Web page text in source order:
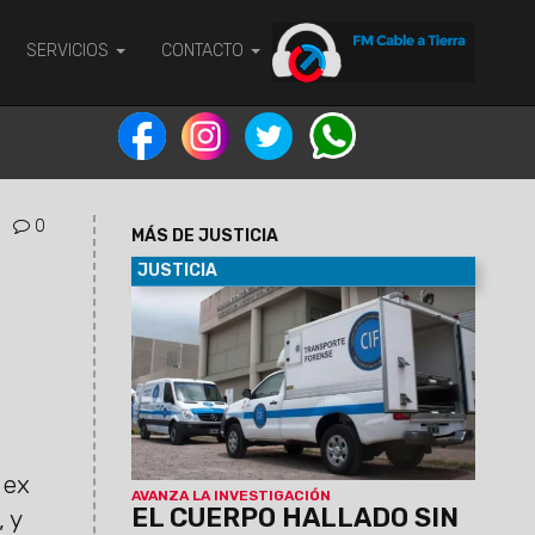
SERVICIOS CONTACTO
0
y
MÁS DE JUSTICIA
JUSTICIA
AVANZA LA INVESTIGACIÓN
EL CUERPO HALLADO SIN
15/11/2025 La Fiscalía investiga el
hallazgo de una mujer sin vida en el
asentamiento San Javier. La autopsia
determinó la causa de su muerte.